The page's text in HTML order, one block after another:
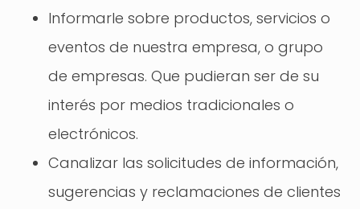
Informarle sobre productos, servicios o
eventos de nuestra empresa, o grupo
de empresas. Que pudieran ser de su
interés por medios tradicionales o
electrónicos.
Canalizar las solicitudes de información,
sugerencias y reclamaciones de clientes